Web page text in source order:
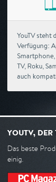
YouTV steht
Verfügung:
TV, Roku,
auch
YOUTV, DER
Das beste
einig.